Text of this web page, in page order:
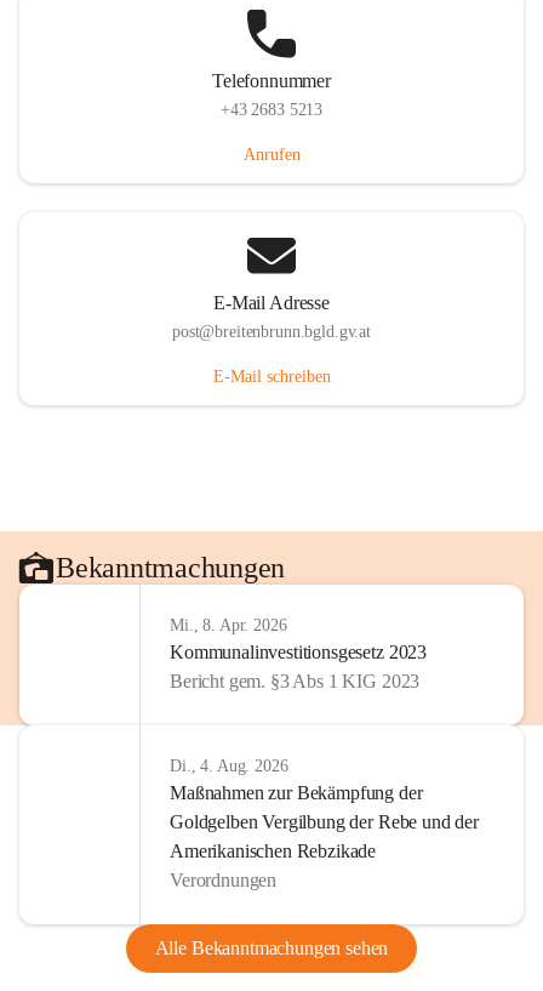
Telefonnummer
+43 2683 5213
Anrufen
E-Mail Adresse
post@breitenbrunn.bgld.gv.at
E-Mail schreiben
Bekanntmachungen
Mi., 8. Apr. 2026
Kommunalinvestitionsgesetz 2023
Bericht gem. §3 Abs 1 KIG 2023
Di., 4. Aug. 2026
Maßnahmen zur Bekämpfung der
Goldgelben Vergilbung der Rebe und der
Amerikanischen Rebzikade
Verordnungen
Alle Bekanntmachungen sehen